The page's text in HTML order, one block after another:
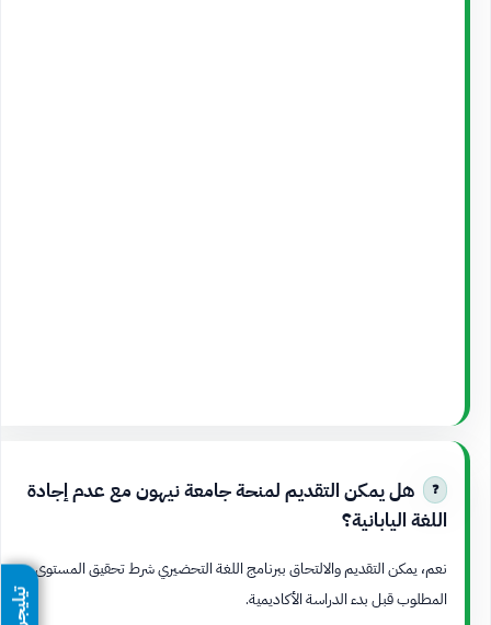
هل يمكن التقديم لمنحة جامعة نيهون مع عدم إجادة
اللغة اليابانية؟
نعم، يمكن التقديم والالتحاق ببرنامج اللغة التحضيري شرط تحقيق المستوى
المطلوب قبل بدء الدراسة الأكاديمية.